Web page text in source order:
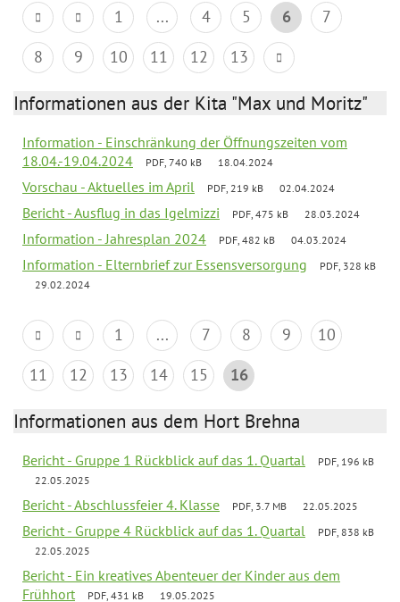
1 ... 4 5 6
7
8
9 10 11 12 13
Informationen aus der Kita "Max und Moritz"
Information - Einschränkung der Öffnungszeiten vom
18.04.-19.04.2024
PDF, 740 kB 18.04.2024
Vorschau - Aktuelles im April PDF, 219 kB 02.04.2024
Bericht - Ausflug in das Igelmizzi PDF, 475 kB 28.03.2024
Information - Jahresplan 2024 PDF, 482 kB 04.03.2024
Information - Elternbrief zur Essensversorgung
PDF, 328 kB
29.02.2024
1 ... 7 8 9
10
11
12 13 14 15 16
Informationen aus dem Hort Brehna
Bericht - Gruppe 1 Rückblick auf das 1. Quartal
PDF, 196 kB
22.05.2025
Bericht - Abschlussfeier 4. Klasse PDF, 3.7 MB 22.05.2025
Bericht - Gruppe 4 Rückblick auf das 1. Quartal
PDF, 838 kB
22.05.2025
Bericht - Ein kreatives Abenteuer der Kinder aus dem
Frühhort
PDF, 431 kB 19.05.2025